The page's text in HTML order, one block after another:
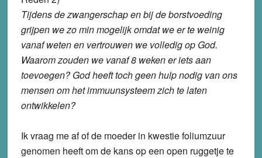
Tijdens de zwangerschap en bij de borstvoeding
grijpen we zo min mogelijk omdat we er te weinig
vanaf weten en vertrouwen we volledig op God.
Waarom zouden we vanaf 8 weken er iets aan
toevoegen? God heeft toch geen hulp nodig van ons
mensen om het immuunsysteem zich te laten
ontwikkelen?
Ik vraag me af of de moeder in kwestie foliumzuur
genomen heeft om de kans op een open ruggetje te